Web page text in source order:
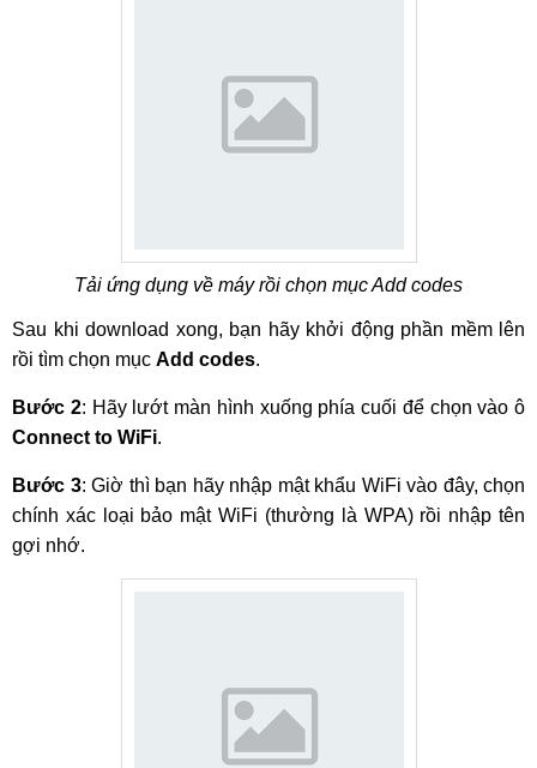
Tải ứng dụng về máy rồi chọn mục Add codes
Sau khi download xong, bạn hãy khởi động phần mềm lên
rồi tìm chọn mục Add codes.
Bước 2: Hãy lướt màn hình xuống phía cuối để chọn vào ô
Connect to WiFi.
Bước 3: Giờ thì bạn hãy nhập mật khẩu WiFi vào đây, chọn
chính xác loại bảo mật WiFi (thường là WPA) rồi nhập tên
gợi nhớ.